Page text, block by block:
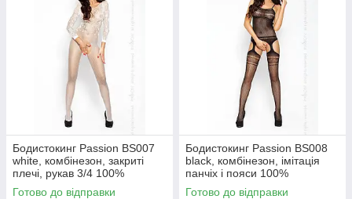
Бодистокинг Passion BS007
white, комбінезон, закриті
плечі, рукав 3/4 100%
Анонімності
Готово до відправки
Бодистокинг Passion BS008
black, комбінезон, імітація
панчіх і пояси 100%
Анонімності
Готово до відправки